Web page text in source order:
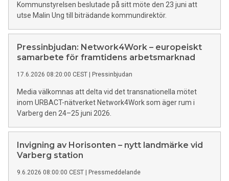
Kommunstyrelsen beslutade på sitt möte den 23 juni att
utse Malin Ung till biträdande kommundirektör.
Pressinbjudan: Network4Work – europeiskt
samarbete för framtidens arbetsmarknad
17.6.2026 08:20:00 CEST Pressinbjudan
Media välkomnas att delta vid det transnationella mötet
inom URBACT-nätverket Network4Work som äger rum i
Varberg den 24–25 juni 2026.
Invigning av Horisonten – nytt landmärke vid
Varberg station
9.6.2026 08:00:00 CEST Pressmeddelande